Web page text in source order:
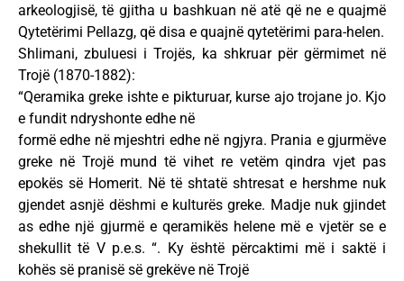
arkeologjisë, të gjitha u bashkuan në atë që ne e quajmë
Qytetërimi Pellazg, që disa e quajnë qytetërimi para-helen.
Shlimani, zbuluesi i Trojës, ka shkruar për gërmimet në
Trojë (1870-1882):
“Qeramika greke ishte e pikturuar, kurse ajo trojane jo. Kjo
e fundit ndryshonte edhe në
formë edhe në mjeshtri edhe në ngjyra. Prania e gjurmëve
greke në Trojë mund të vihet re vetëm qindra vjet pas
epokës së Homerit. Në të shtatë shtresat e hershme nuk
gjendet asnjë dëshmi e kulturës greke. Madje nuk gjindet
as edhe një gjurmë e qeramikës helene më e vjetër se e
shekullit të V p.e.s. “. Ky është përcaktimi më i saktë i
kohës së pranisë së grekëve në Trojë